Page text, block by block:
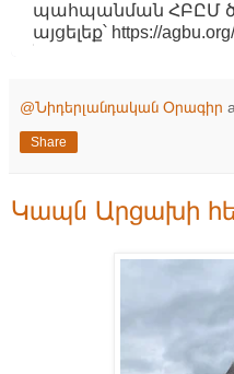
պահպանման ՀԲԸՄ
այցելեք՝ https://
@Նիդերլանդական Օրագիր
Share
Կապն Արցախի